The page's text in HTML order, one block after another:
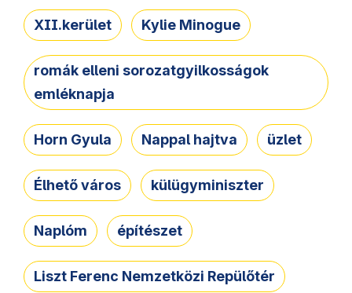
XII.kerület Kylie Minogue
romák elleni sorozatgyilkosságok
emléknapja
Horn Gyula Nappal hajtva üzlet
Élhető város külügyminiszter
Naplóm építészet
Liszt Ferenc Nemzetközi Repülőtér